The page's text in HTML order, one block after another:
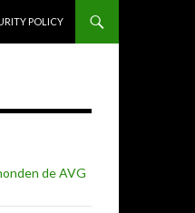
POLICY
de AVG